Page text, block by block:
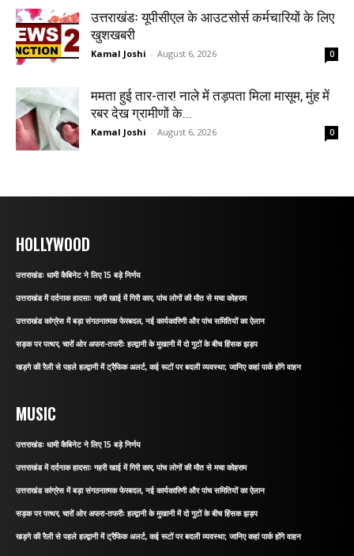
उत्तराखंडः यूपीसीएल के आउटसोर्स कर्मचारियों के लिए
खुशखबरी
Kamal Joshi - August 6, 2026 0
ममता हुई तार-तार! नाले में तड़पता मिला मासूम, मुंह में
रबर देख ग्रामीणों के...
Kamal Joshi - August 6, 2026 0
HOLLYWOOD
उत्तराखंडः धामी कैबिनेट ने लिए 15 बड़े निर्णय
उत्तराखंड में दर्दनाक हादसाः गहरी खाई में गिरी कार, पांच लोगों की मौत से मचा कोहराम
उत्तराखंड कांग्रेस में बड़ा संगठनात्मक फेरबदल, नई कार्यकारिणी और पांच समितियों का ऐलान
सड़क पर पत्थर, चारों ओर अफरा-तफरीः हल्द्वानी के मुखानी में दो गुटों के बीच हिंसक झड़प
खड़गे की रैली से पहले हल्द्वानी में ट्रैफिक अलर्ट, कई रूटों पर बदली व्यवस्था; जानिए कहां पार्क होंगे वाहन
MUSIC
उत्तराखंडः धामी कैबिनेट ने लिए 15 बड़े निर्णय
उत्तराखंड में दर्दनाक हादसाः गहरी खाई में गिरी कार, पांच लोगों की मौत से मचा कोहराम
उत्तराखंड कांग्रेस में बड़ा संगठनात्मक फेरबदल, नई कार्यकारिणी और पांच समितियों का ऐलान
सड़क पर पत्थर, चारों ओर अफरा-तफरीः हल्द्वानी के मुखानी में दो गुटों के बीच हिंसक झड़प
खड़गे की रैली से पहले हल्द्वानी में ट्रैफिक अलर्ट, कई रूटों पर बदली व्यवस्था; जानिए कहां पार्क होंगे वाहन